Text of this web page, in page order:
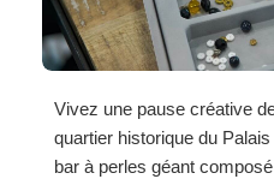
Vivez une pause créative
quartier historique du
bar à perles géant